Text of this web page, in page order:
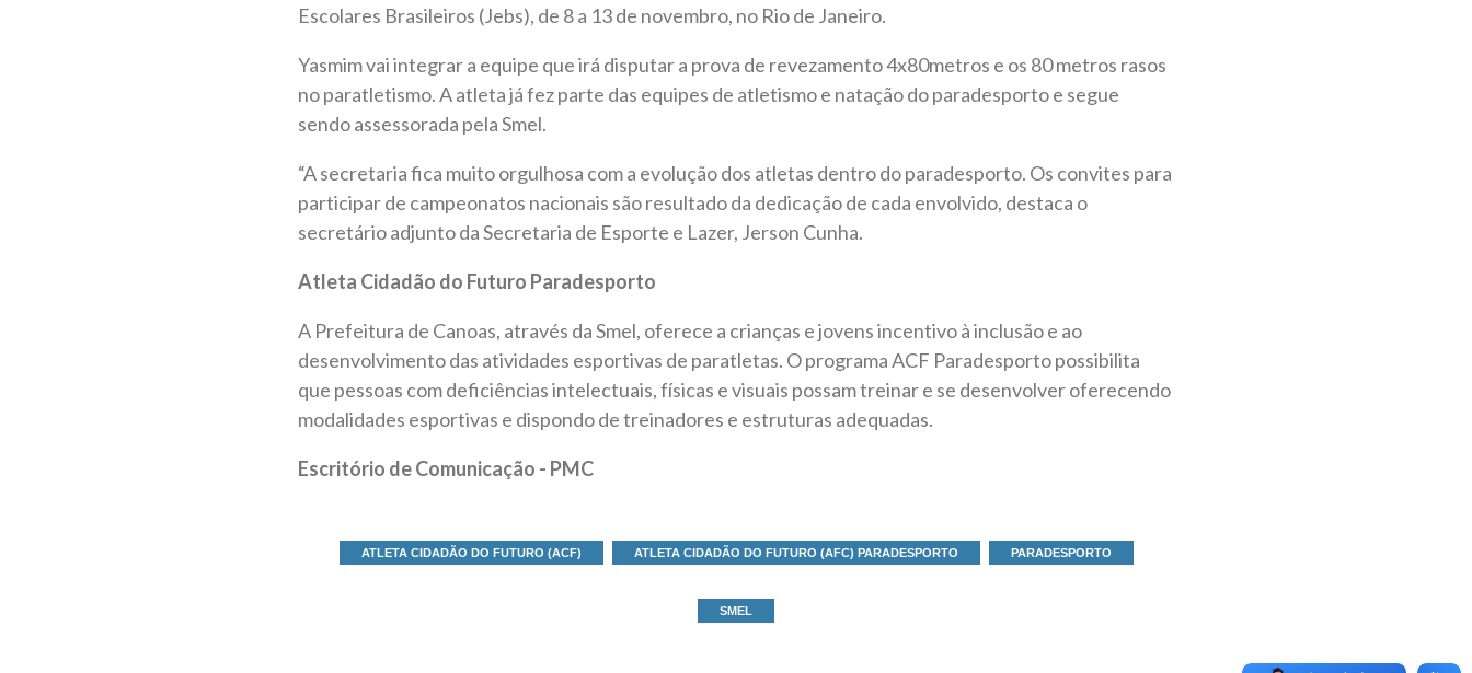
Escolares Brasileiros (Jebs), de 8 a 13 de novembro, no Rio de Janeiro.
Yasmim vai integrar a equipe que irá disputar a prova de revezamento 4x80metros e os 80 metros rasos
no paratletismo. A atleta já fez parte das equipes de atletismo e natação do paradesporto e segue
sendo assessorada pela Smel.
“A secretaria fica muito orgulhosa com a evolução dos atletas dentro do paradesporto. Os convites para
participar de campeonatos nacionais são resultado da dedicação de cada envolvido, destaca o
secretário adjunto da Secretaria de Esporte e Lazer, Jerson Cunha.
Atleta Cidadão do Futuro Paradesporto
A Prefeitura de Canoas, através da Smel, oferece a crianças e jovens incentivo à inclusão e ao
desenvolvimento das atividades esportivas de paratletas. O programa ACF Paradesporto possibilita
que pessoas com deficiências intelectuais, físicas e visuais possam treinar e se desenvolver oferecendo
modalidades esportivas e dispondo de treinadores e estruturas adequadas.
Escritório de Comunicação - PMC
ATLETA CIDADÃO DO FUTURO (ACF) ATLETA CIDADÃO DO FUTURO (AFC) PARADESPORTO PARADESPORTO
SMEL